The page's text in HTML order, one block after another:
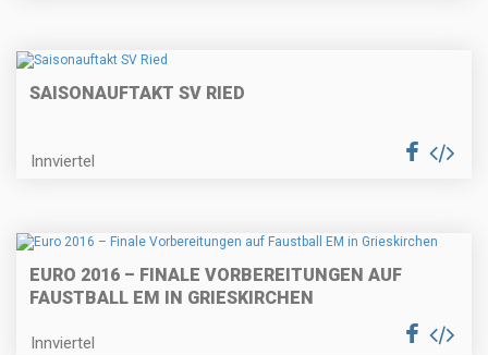
SAISONAUFTAKT SV RIED
Innviertel
EURO 2016 – FINALE VORBEREITUNGEN AUF
FAUSTBALL EM IN GRIESKIRCHEN
Innviertel